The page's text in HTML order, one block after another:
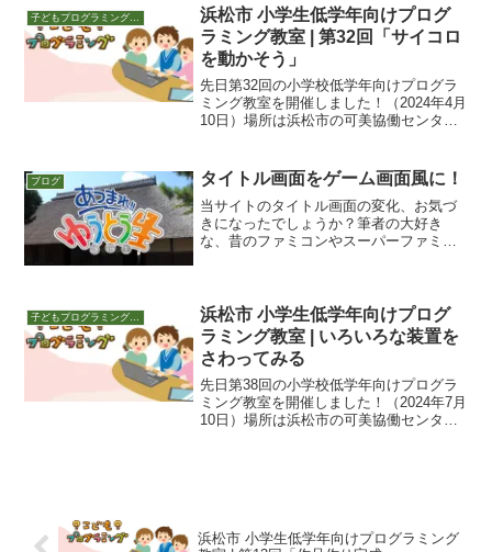
継続をしていきます。前回の続きをそれ
ぞれ...
子どもプログラミング教室 活動
浜松市 小学生低学年向けプログ
ラミング教室 | 第32回「サイコロ
を動かそう」
先日第32回の小学校低学年向けプログラ
ミング教室を開催しました！（2024年4月
10日）場所は浜松市の可美協働センタ
そった教材で、プログラムの学習を進め
ます。...
ブログ タイトル画面をゲーム画面風に！
当サイトのタイトル画面の変化、お気づ
きになったでしょうか？筆者の大好き
な、昔のファミコンやスーパーファミコ
グ教室の講師として、ここは...
子どもプログラミング教室 活動
浜松市 小学生低学年向けプログ
ラミング教室 | いろいろな装置を
さわってみる
先日第38回の小学校低学年向けプログラ
ミング教室を開催しました！（2024年7月
10日）場所は浜松市の可美協働センタ
浜松市 小学生低学年向けプログラミング